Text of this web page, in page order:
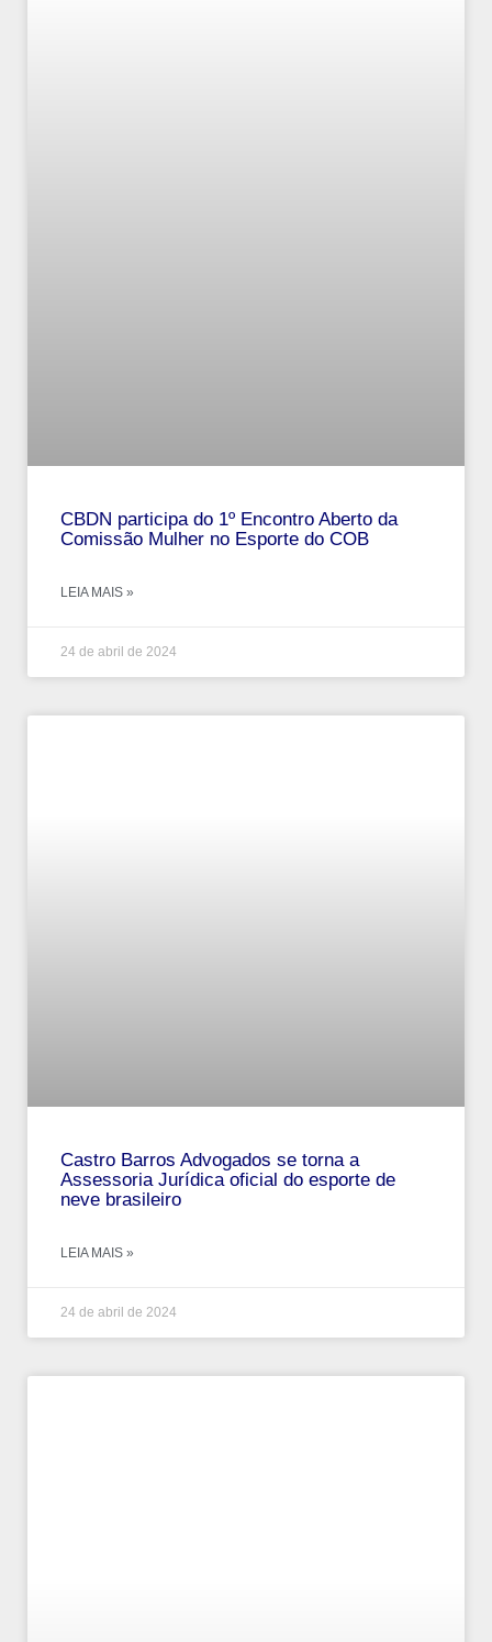
CBDN participa do 1º Encontro Aberto da
Comissão Mulher no Esporte do COB
LEIA MAIS »
24 de abril de 2024
Castro Barros Advogados se torna a
Assessoria Jurídica oficial do esporte de
neve brasileiro
LEIA MAIS »
24 de abril de 2024